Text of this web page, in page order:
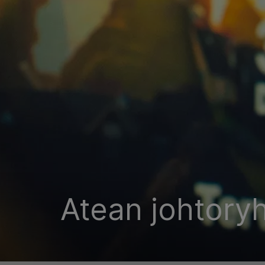
Atean